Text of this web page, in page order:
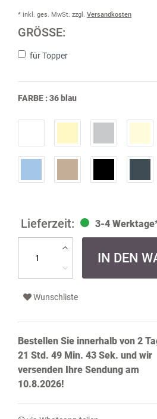
* inkl. ges. MwSt. zzgl. Versandkosten
GRÖSSE:
für Topper
FARBE :36 blau
3-4
IN DEN
Wunschliste
Bestellen Sie innerhalb von 2
21 Std. 49 Min. 43 Sek. und wir
versenden Ihre Sendung am
10.8.2026!